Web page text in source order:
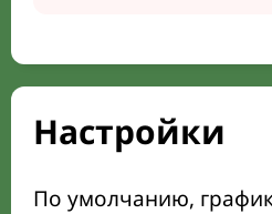
Настройки
По умолчанию,